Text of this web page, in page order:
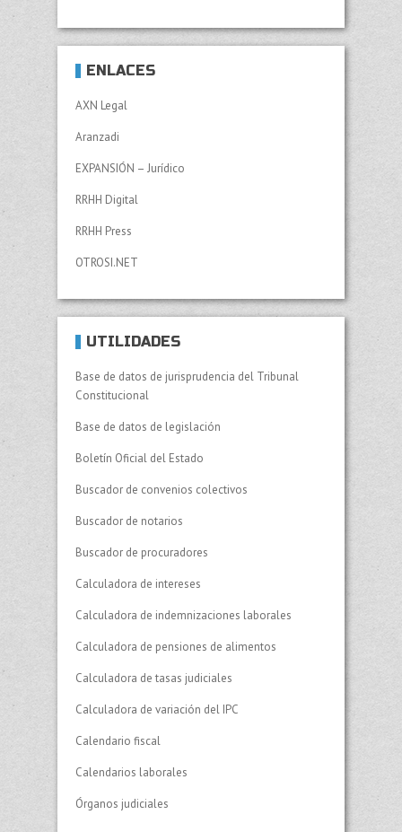
ENLACES
AXN Legal
Aranzadi
EXPANSIÓN – Jurídico
RRHH Digital
RRHH Press
OTROSI.NET
UTILIDADES
Base de datos de jurisprudencia del Tribunal
Constitucional
Base de datos de legislación
Boletín Oficial del Estado
Buscador de convenios colectivos
Buscador de notarios
Buscador de procuradores
Calculadora de intereses
Calculadora de indemnizaciones laborales
Calculadora de pensiones de alimentos
Calculadora de tasas judiciales
Calculadora de variación del IPC
Calendario fiscal
Calendarios laborales
Órganos judiciales